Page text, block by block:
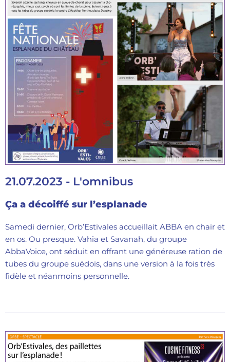
21.07.2023 - L'omnibus
Ça a décoiffé sur l’esplanade
Samedi dernier, Orb’Estivales accueillait ABBA en chair et
en os. Ou presque. Vahia et Savanah, du groupe
AbbaVoice, ont séduit en offrant une généreuse ration de
tubes du groupe suédois, dans une version à la fois très
fidèle et néanmoins personnelle.